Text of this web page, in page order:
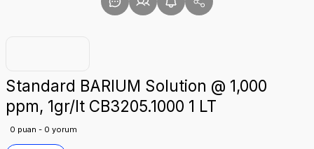
Standard BARIUM Solution @ 1,000
ppm, 1gr/lt CB3205.1000 1 LT
0 puan - 0 yorum